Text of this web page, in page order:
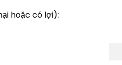
hoặc có lợi):